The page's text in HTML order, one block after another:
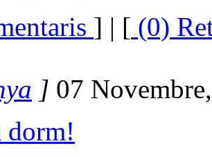
] | [ (0)
] 07
dorm!